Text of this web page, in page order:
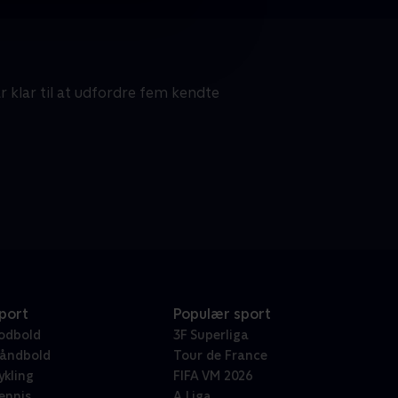
klar til at udfordre fem kendte
Populær sport
3F Superliga
Tour de France
FIFA VM 2026